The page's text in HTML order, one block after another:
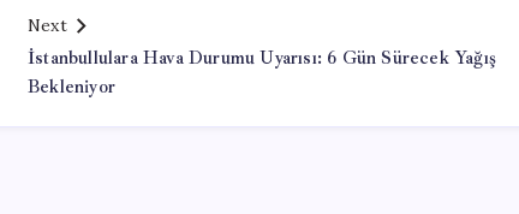
Next
İstanbullulara Hava Durumu Uyarısı: 6 Gün Sürecek Yağış
Bekleniyor